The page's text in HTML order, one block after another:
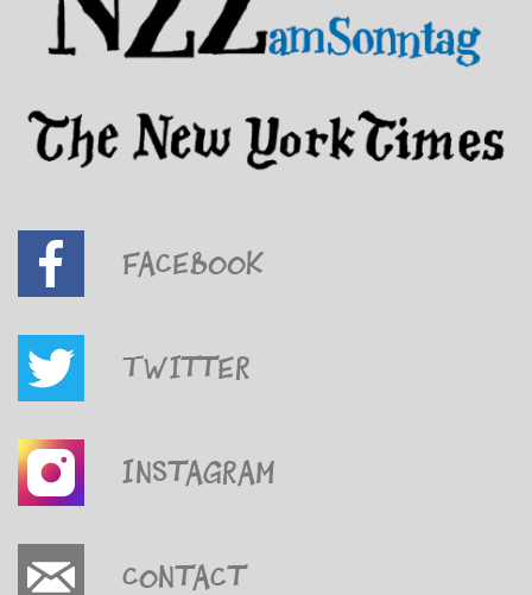
Facebook
Twitter
Instagram
Contact